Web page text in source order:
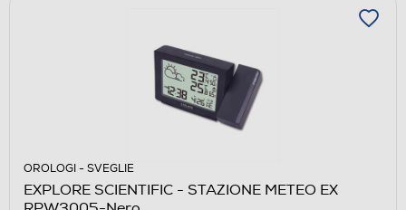
OROLOGI - SVEGLIE
EXPLORE SCIENTIFIC - STAZIONE METEO EX